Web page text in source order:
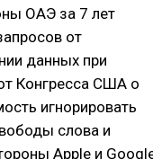
ОАЭ за 7 лет
от
данных при
Конгресса США о
игнорировать
слова и
Apple и